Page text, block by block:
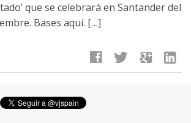
que se celebrará en Santander del
Bases aquí. […]
facebook twitter google linkedin